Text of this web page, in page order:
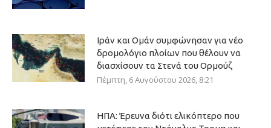
Ιράν και Ομάν συμφώνησαν για νέο
δρομολόγιο πλοίων που θέλουν να
διασχίσουν τα Στενά του Ορμούζ
Πέμπτη, 6 Αυγούστου 2026, 8:21
ΗΠΑ: Έρευνα διότι ελικόπτερο που